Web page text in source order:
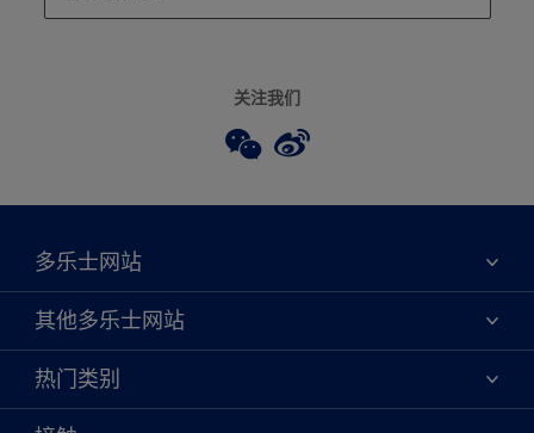
关注我们
多乐士网站
关于我们
联系我们
查找店铺
其他多乐士网站
焕新服务
多乐士专业
热门类别
颜色